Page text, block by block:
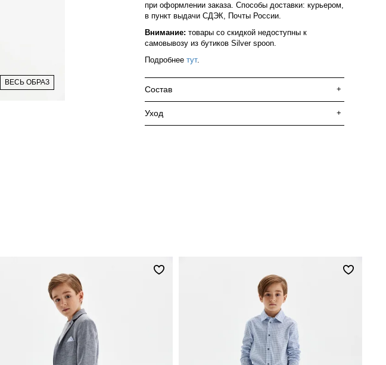
ВЕСЬ ОБРАЗ
при оформлении заказа. Способы доставки: курьером,
в пункт выдачи СДЭК, Почты России.
Внимание: товары со скидкой недоступны к
самовывозу из бутиков Silver spoon.
Подробнее тут.
Состав +
Уход +